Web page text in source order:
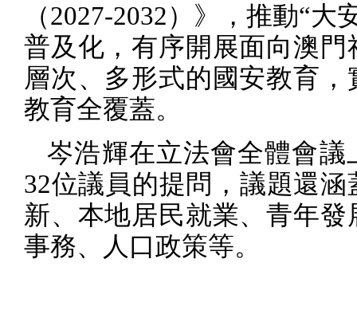
（2027-2032）》，推動“大
普及化，有序開展面向澳門
層次、多形式的國安教育，
教育全覆蓋。
岑浩輝在立法會全體會議
32位議員的提問，議題還涵
新、本地居民就業、青年發
事務、人口政策等。